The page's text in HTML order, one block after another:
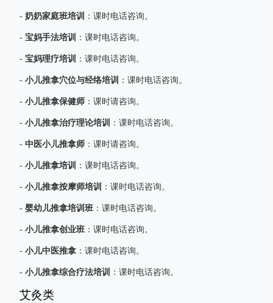
- 奶奶家庭班培训 ：课时电话咨询。
- 宝妈手法培训 ：课时电话咨询。
- 宝妈理疗培训 ：课时电话咨询。
- 小儿推拿穴位与经络培训 ：课时电话咨询。
- 小儿推拿保健师 ：课时请咨询。
- 小儿推拿治疗理论培训 ：课时电话咨询。
- 中医小儿推拿师 ：课时请咨询。
- 小儿推拿培训 ：课时电话咨询。
- 小儿推拿按摩师培训 ：课时电话咨询。
- 婴幼儿推拿培训班 ：课时电话咨询。
- 小儿推拿创业班 ：课时电话咨询。
- 小儿中医推拿 ：课时电话咨询。
- 小儿推拿综合疗法培训 ：课时电话咨询。
艾灸类